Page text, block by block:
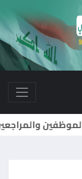
مدير عام النقل البري يترأس إجتماعاً لمديري أقسام الشركة وفروعها واللجان الرئيسية...